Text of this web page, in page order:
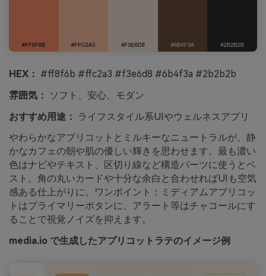
HEX： #ff8f6b #ffc2a3 #f3e6d8 #6b4f3a #2b2b2b
雰囲気：
ソフト、安心、モダン
おすすめ用途：
ライフスタイル系UIやウェルネスアプリ
やわらかなアプリコットとミルキーなニュートラルが、静
かなカフェの朝や肌の優しい輝きを思わせます。最も濃い
色はナビやテキスト、区切り線など構造パーツに使うとベ
スト。角の丸いカードや十分な余白と合わせればUIも空気
感ある仕上がりに。ワンポイント：ミディアムアプリコッ
トはプライマリーボタンに、アラート等はチャコールにす
ることで視覚ノイズを抑えます。
media.io で生成したアプリコットラテのイメージ例